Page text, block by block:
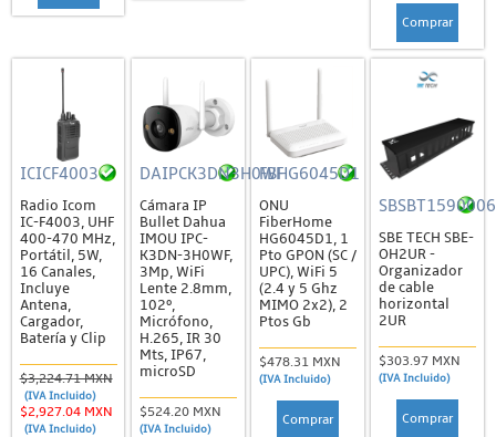
Antenas
Accesorios
Antenas
Cloud Core
Entrenamiento
Groove / Metal
NetMetal
OmniTik
Promociones
Serie RB 1100
Comprar
ICICF4003
Radio Icom
IC-F4003, UHF
400-470 MHz,
Portátil, 5W,
16 Canales,
Incluye
Antena,
Cargador,
Batería y Clip
$3,224.71 MXN
(IVA Incluido)
$2,927.04 MXN
(IVA Incluido)
DAIPCK3DN3H0WF
Cámara IP
Bullet Dahua
IMOU IPC-
K3DN-3H0WF,
3Mp, WiFi
Lente 2.8mm,
102º,
Micrófono,
H.265, IR 30
Mts, IP67,
microSD
$524.20 MXN
(IVA Incluido)
FBHG6045D1
ONU
FiberHome
HG6045D1, 1
Pto GPON (SC /
UPC), WiFi 5
(2.4 y 5 Ghz
MIMO 2x2), 2
Ptos Gb
$478.31 MXN
(IVA Incluido)
Comprar
SBSBT1590006
SBE TECH SBE-
OH2UR -
Organizador
de cable
horizontal
2UR
$303.97 MXN
(IVA Incluido)
Comprar